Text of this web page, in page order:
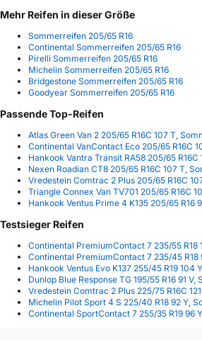
Mehr Reifen in dieser Größe
Sommerreifen 205/65 R16
Continental Sommerreifen 205/65 R16
Pirelli Sommerreifen 205/65 R16
Michelin Sommerreifen 205/65 R16
Bridgestone Sommerreifen 205/65 R16
Goodyear Sommerreifen 205/65 R16
Passende Top-Reifen
Atlas Green Van 2 205/65 R16C 107 T,
Continental VanContact Eco 205/65 R16C
Hankook Vantra Transit RA58 205/65
Nexen Roadian CT8 205/65 R16C 107 T,
Vredestein Comtrac 2 Plus 205/65 R16C
Triangle Connex Van TV701 205/65 R16C
Hankook Ventus Prime 4 K135 205/65 R16
Testsieger Reifen
Continental PremiumContact 7 235/55 R18
Continental PremiumContact 7 235/45 R18
Hankook Ventus Evo K137 255/45 R19 104
Dunlop Blue Response TG 195/55 R16 91
Vredestein Comtrac 2 Plus 225/75 R16C
Michelin Pilot Sport 4 S 225/40 R18 92 Y,
Continental SportContact 7 255/35 R19 96